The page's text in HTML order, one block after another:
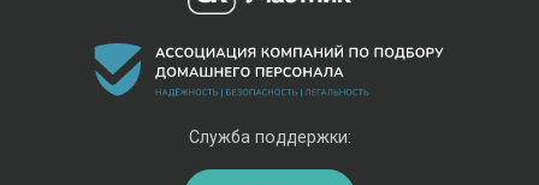
Служба поддержки: